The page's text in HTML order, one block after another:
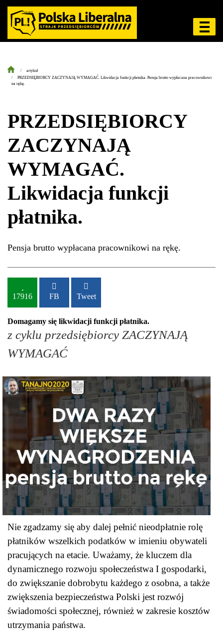
artykuł
PRZEDSIĘBIORCY ZACZYNAJĄ WYMAGAĆ. Likwidacja funkcji płatnika. Pensja brutto wypłacana pracownikowi
na rękę.
PRZEDSIĘBIORCY
ZACZYNAJĄ
WYMAGAĆ.
Likwidacja funkcji
płatnika.
Pensja brutto wypłacana pracownikowi na rękę.
17916 FB Tweet
Domagamy się likwidacji funkcji płatnika.
z cyklu przedsiębiorcy ZACZYNAJĄ
WYMAGAĆ
Nie zgadzamy się aby dalej pełnić nieodpłatnie rolę
płatników wszelkich podatków w imieniu obywateli
pracujących na etacie. Uważamy, że kluczem dla
dynamicznego rozwoju społeczeństwa I gospodarki,
do zwiększanie dobrobytu każdego z osobna, a także
zwiększenia bezpieczeństwa Polski jest rozwój
świadomości społecznej, również w zakresie kosztów
utrzymania państwa.